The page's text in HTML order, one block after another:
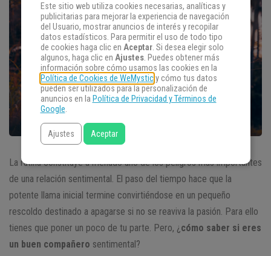
La rutina constituye a menudo uno de los peligros más importantes
de una relación sentimental. El paso del tiempo hace que la
potente llama inicial termine convirtiéndose en un pequeño
rescoldo destinado a apagarse si no se reaviva la pasión. Para ello
tienes que poner un poco de tu parte. Pero, ¿ cómo saber si eres
un buen compañero sentimental?
Este sitio web utiliza cookies necesarias, analíticas y
publicitarias para mejorar la experiencia de navegación
del Usuario, mostrar anuncios de interés y recopilar
datos estadísticos. Para permitir el uso de todo tipo
de cookies haga clic en Aceptar. Si desea elegir solo
algunos, haga clic en Ajustes. Puedes obtener más
información sobre cómo usamos las cookies en la
Política de Cookies de WeMysticy cómo tus datos
pueden ser utilizados para la personalización de
anuncios en la Política de Privacidad y Términos de
Google.
Ajustes Aceptar